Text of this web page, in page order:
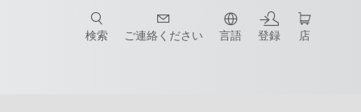
検索 ご連絡ください 言語 登録 店